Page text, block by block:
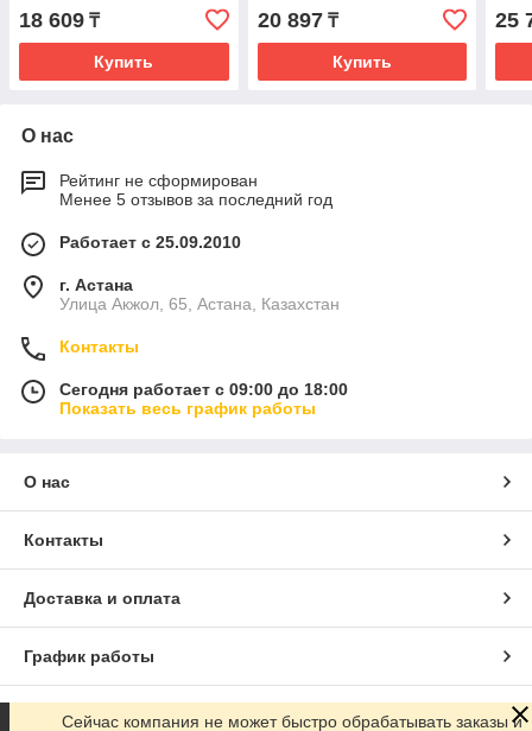
18 609 ₸
Купить
20 897₸
Купить
25
О нас
Рейтинг не сформирован
Менее 5 отзывов за последний год
Работает с 25.09.2010
г. Астана
Улица Акжол, 65, Астана, Казахстан
Контакты
Сегодня работает с 09:00 до 18:00
Показать весь график работы
О нас
Контакты
Доставка и оплата
График работы
Полная версия сайта
Сейчас компания не может быстро обрабатывать заказы и